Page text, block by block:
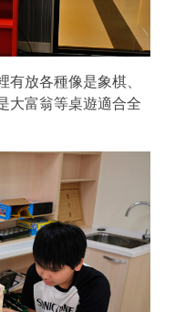
放各種像是象棋、
大富翁等桌遊適合全